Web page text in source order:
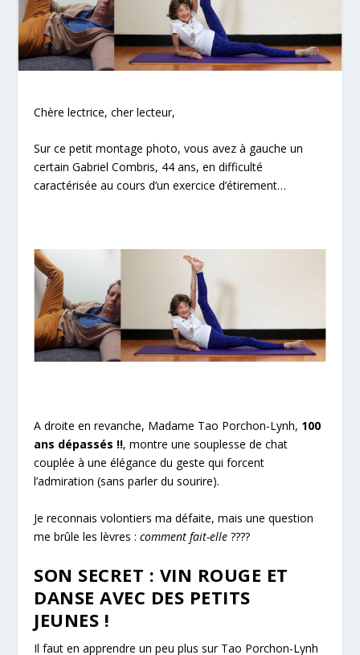
Chère lectrice, cher lecteur,
Sur ce petit montage photo, vous avez à gauche un
certain Gabriel Combris, 44 ans, en difficulté
caractérisée au cours d’un exercice d’étirement…
A droite en revanche, Madame Tao Porchon-Lynh, 100
ans dépassés !!, montre une souplesse de chat
couplée à une élégance du geste qui forcent
l’admiration (sans parler du sourire).
Je reconnais volontiers ma défaite, mais une question
me brûle les lèvres :comment fait-elle ????
SON SECRET : VIN ROUGE ET
DANSE AVEC DES PETITS
JEUNES !
Il faut en apprendre un peu plus sur Tao Porchon-Lynh